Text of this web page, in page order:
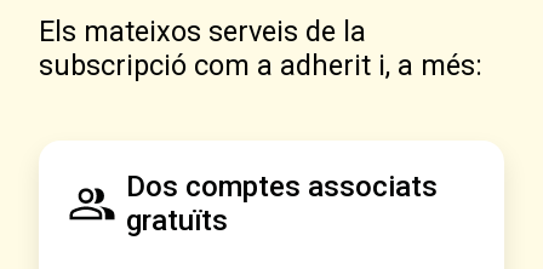
Els mateixos serveis de la
subscripció com a adherit i, a més:
Dos comptes associats
gratuïts